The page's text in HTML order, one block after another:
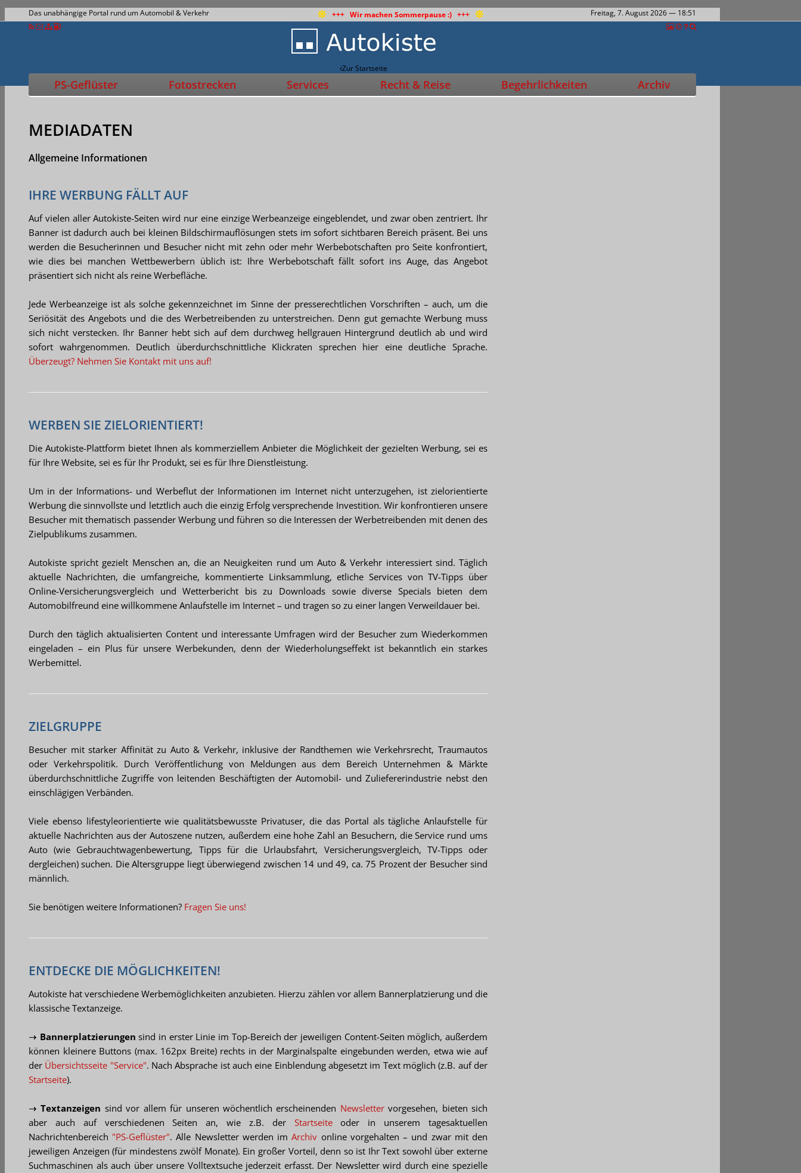
Das unabhängige Portal rund um Automobil & Verkehr +++ Wir machen Sommerpause :) +++ Freitag, 7. August 2026— 18:51
Zur Startseite
PS-Geflüster Fotostrecken Services Recht & Reise Begehrlichkeiten Archiv
MEDIADATEN
Allgemeine Informationen
IHRE WERBUNG FÄLLT AUF
Auf vielen aller Autokiste-Seiten wird nur eine einzige Werbeanzeige eingeblendet, und zwar oben zentriert. Ihr
Banner ist dadurch auch bei kleinen Bildschirmauflösungen stets im sofort sichtbaren Bereich präsent. Bei uns
werden die Besucherinnen und Besucher nicht mit zehn oder mehr Werbebotschaften pro Seite konfrontiert,
wie dies bei manchen Wettbewerbern üblich ist: Ihre Werbebotschaft fällt sofort ins Auge, das Angebot
präsentiert sich nicht als reine Werbefläche.
Jede Werbeanzeige ist als solche gekennzeichnet im Sinne der presserechtlichen Vorschriften – auch, um die
Seriösität des Angebots und die des Werbetreibenden zu unterstreichen. Denn gut gemachte Werbung muss
sich nicht verstecken. Ihr Banner hebt sich auf dem durchweg hellgrauen Hintergrund deutlich ab und wird
sofort wahrgenommen. Deutlich überdurchschnittliche Klickraten sprechen hier eine deutliche Sprache.
Überzeugt? Nehmen Sie Kontakt mit uns auf!
WERBEN SIE ZIELORIENTIERT!
Die Autokiste-Plattform bietet Ihnen als kommerziellem Anbieter die Möglichkeit der gezielten Werbung, sei es
für Ihre Website, sei es für Ihr Produkt, sei es für Ihre Dienstleistung.
Um in der Informations- und Werbeflut der Informationen im Internet nicht unterzugehen, ist zielorientierte
Werbung die sinnvollste und letztlich auch die einzig Erfolg versprechende Investition. Wir konfrontieren unsere
Besucher mit thematisch passender Werbung und führen so die Interessen der Werbetreibenden mit denen des
Zielpublikums zusammen.
Autokiste spricht gezielt Menschen an, die an Neuigkeiten rund um Auto & Verkehr interessiert sind. Täglich
aktuelle Nachrichten, die umfangreiche, kommentierte Linksammlung, etliche Services von TV-Tipps über
Online-Versicherungsvergleich und Wetterbericht bis zu Downloads sowie diverse Specials bieten dem
Automobilfreund eine willkommene Anlaufstelle im Internet – und tragen so zu einer langen Verweildauer bei.
Durch den täglich aktualisierten Content und interessante Umfragen wird der Besucher zum Wiederkommen
eingeladen – ein Plus für unsere Werbekunden, denn der Wiederholungseffekt ist bekanntlich ein starkes
Werbemittel.
ZIELGRUPPE
Besucher mit starker Affinität zu Auto & Verkehr, inklusive der Randthemen wie Verkehrsrecht, Traumautos
oder Verkehrspolitik. Durch Veröffentlichung von Meldungen aus dem Bereich Unternehmen & Märkte
überdurchschnittliche Zugriffe von leitenden Beschäftigten der Automobil- und Zuliefererindustrie nebst den
einschlägigen Verbänden.
Viele ebenso lifestyleorientierte wie qualitätsbewusste Privatuser, die das Portal als tägliche Anlaufstelle für
aktuelle Nachrichten aus der Autoszene nutzen, außerdem eine hohe Zahl an Besuchern, die Service rund ums
Auto (wie Gebrauchtwagenbewertung, Tipps für die Urlaubsfahrt, Versicherungsvergleich, TV-Tipps oder
dergleichen) suchen. Die Altersgruppe liegt überwiegend zwischen 14 und 49, ca. 75 Prozent der Besucher sind
männlich.
Sie benötigen weitere Informationen? Fragen Sie uns!
ENTDECKE DIE MÖGLICHKEITEN!
Autokiste hat verschiedene Werbemöglichkeiten anzubieten. Hierzu zählen vor allem Bannerplatzierung und die
klassische Textanzeige.
Bannerplatzierungen sind in erster Linie im Top-Bereich der jeweiligen Content-Seiten möglich, außerdem
können kleinere Buttons (max. 162px Breite) rechts in der Marginalspalte eingebunden werden, etwa wie auf
der Übersichtsseite "Service". Nach Absprache ist auch eine Einblendung abgesetzt im Text möglich (z.B. auf der
Startseite).
Textanzeigen sind vor allem für unseren wöchentlich erscheinenden Newslettervorgesehen, bieten sich
aber auch auf verschiedenen Seiten an, wie z.B. der Startseiteoder in unserem tagesaktuellen
Nachrichtenbereich "PS-Geflüster". Alle Newsletter werden imArchiv online vorgehalten – und zwar mit den
jeweiligen Anzeigen (für mindestens zwölf Monate). Ein großer Vorteil, denn so ist Ihr Text sowohl über externe
Suchmaschinen als auch über unsere Volltextsuche jederzeit erfasst. Der Newsletter wird durch eine spezielle